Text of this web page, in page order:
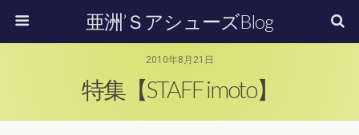
亜洲’ＳアシューズBlog
2010年8月21日
特集【STAFF imoto】